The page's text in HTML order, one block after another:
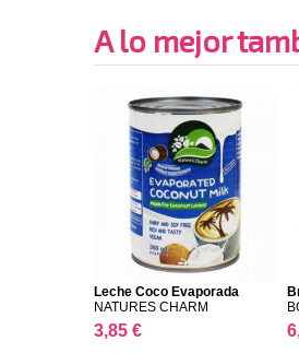
A lo mejor
Leche Coco Evaporada
NATURES CHARM
3,85 €